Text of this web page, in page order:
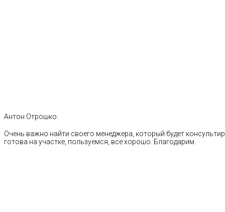
Антон Отрошко:
Очень важно найти своего менеджера, который будет
готова на участке, пользуемся, все хорошо. Благодарим.